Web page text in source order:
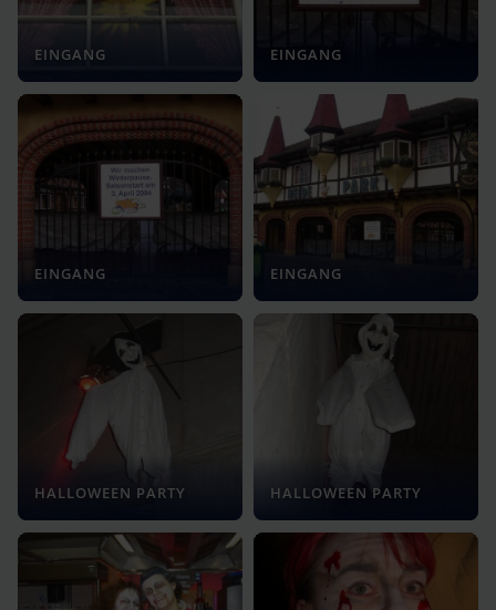
EINGANG EINGANG
EINGANG EINGANG
HALLOWEEN PARTY HALLOWEEN PARTY